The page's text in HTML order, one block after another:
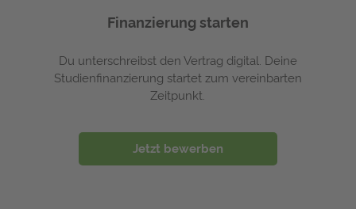
Finanzierung starten
Du unterschreibst den Vertrag digital. Deine
Studienfinanzierung startet zum vereinbarten
Zeitpunkt.
Jetzt bewerben